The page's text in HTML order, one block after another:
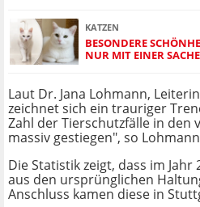
KATZEN
BESONDERE
NUR MIT EINER
Laut Dr. Jana Lohmann,
zeichnet sich ein trauriger
Zahl der Tierschutzfälle in den
massiv gestiegen", so
Die Statistik zeigt, dass im
aus den ursprünglichen
Anschluss kamen diese in